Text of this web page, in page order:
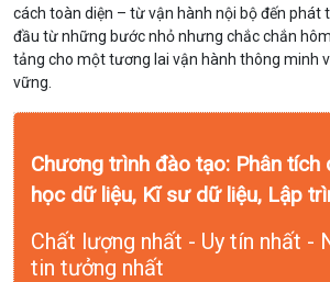
cách toàn diện – từ vận hành nội bộ đến phát
đầu từ những bước nhỏ nhưng chắc chắn
tảng cho một tương lai vận hành thông minh
vững.
Chương trình đào tạo: Phân tích
học dữ liệu, Kĩ sư dữ liệu, Lập
Chất lượng nhất - Uy tín nhất -
tin tưởng nhất